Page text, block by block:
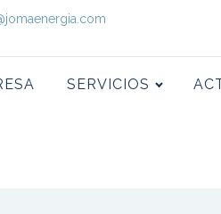
SERVICIOS